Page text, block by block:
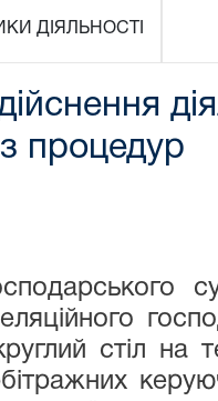
ДІЯЛЬНОСТІ
процедур
стіл на